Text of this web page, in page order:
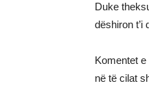
Duke
dëshiron t’i
Komentet
në të cilat